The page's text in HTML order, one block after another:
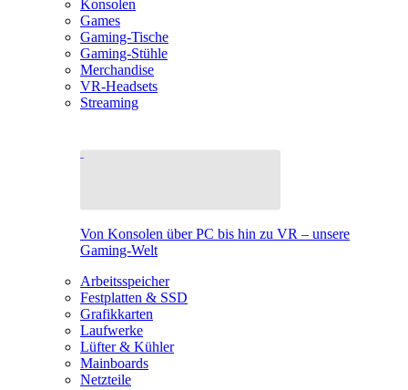
Konsolen
Games
Gaming-Tische
Gaming-Stühle
Merchandise
VR-Headsets
Streaming
Von Konsolen über PC bis hin zu VR – unsere
Gaming-Welt
Arbeitsspeicher
Festplatten & SSD
Grafikkarten
Laufwerke
Lüfter & Kühler
Mainboards
Netzteile